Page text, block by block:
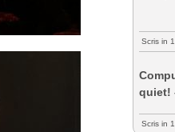
Scris in
quiet!
Scris in